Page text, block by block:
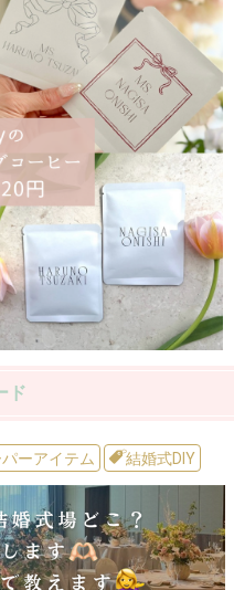
ド
ーアイテム 結婚式DIY